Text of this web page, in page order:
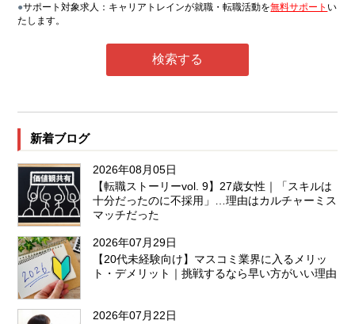
●サポート対象求人：キャリアトレインが就職・転職活動を無料サポート い
たします。
新着ブログ
2026年08月05日
【転職ストーリーvol. 9】27歳女性｜「スキルは
十分だったのに不採用」…理由はカルチャーミス
マッチだった
2026年07月29日
【20代未経験向け】マスコミ業界に入るメリッ
ト・デメリット｜挑戦するなら早い方がいい理由
2026年07月22日